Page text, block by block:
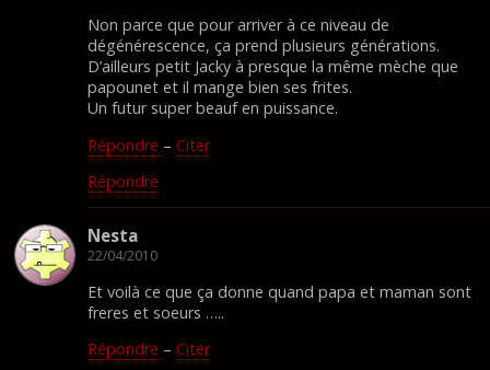
Non parce que pour arriver à ce niveau de
dégénérescence, ça prend plusieurs générations.
D’ailleurs petit Jacky à presque la même mèche que
papounet et il mange bien ses frites.
Un futur super beauf en puissance.
Répondre – Citer
Répondre
Nesta
22/04/2010
Et voilà ce que ça donne quand papa et maman sont
freres et soeurs …..
Répondre – Citer